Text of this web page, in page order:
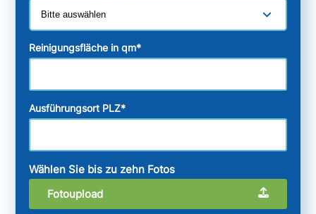
Reinigungsfläche in qm*
Ausführungsort PLZ*
Wählen Sie bis zu zehn Fotos
Fotoupload